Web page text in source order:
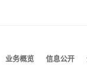
业务概览 信息公开